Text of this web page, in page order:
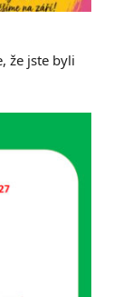
že jste byli